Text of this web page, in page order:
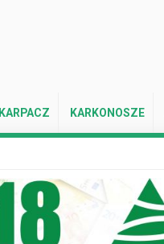
KARPACZ KARKONOSZE